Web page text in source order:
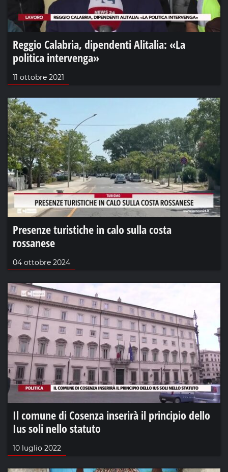
Reggio Calabria, dipendenti Alitalia: «La
politica intervenga»
11 ottobre 2021
Presenze turistiche in calo sulla costa
rossanese
04 ottobre 2024
Il comune di Cosenza inserirà il principio dello
Ius soli nello statuto
10 luglio 2022